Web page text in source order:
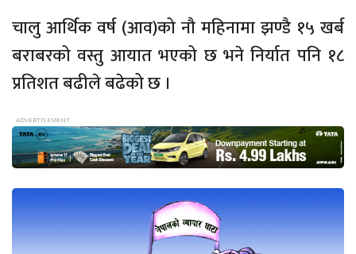
चालु आर्थिक वर्ष (आव)को नौ महिनामा झण्डै १५ खर्ब
बराबरको वस्तु आयात भएको छ भने निर्यात पनि १८
प्रतिशत बढीले बढेको छ ।